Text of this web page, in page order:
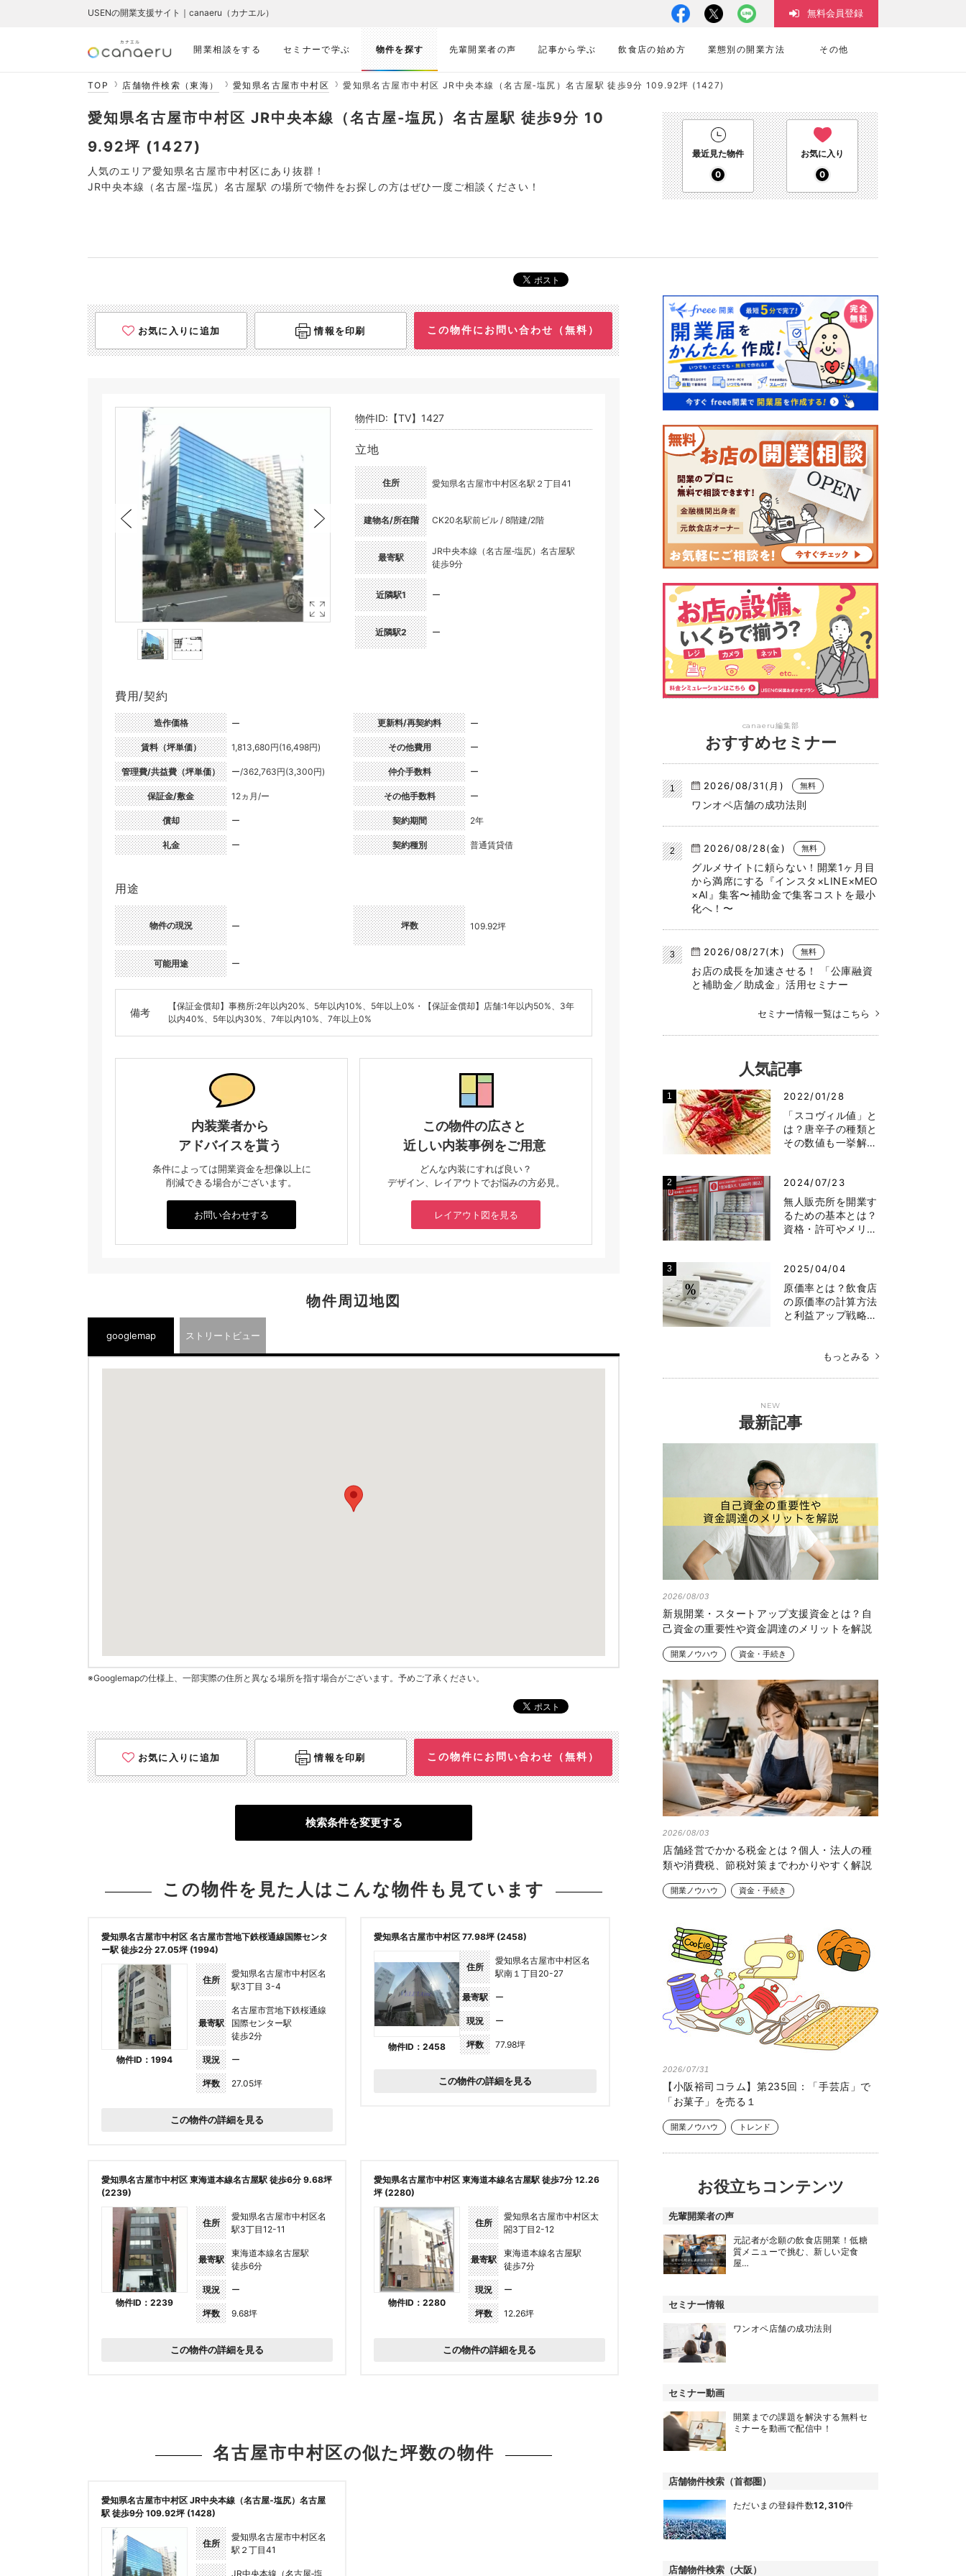
開業相談をする セミナーで学ぶ 物件を探す 先輩開業者の声 記事から学ぶ 飲食店の始め方 業態別の開業方法 その他
USENの開業支援サイト｜canaeru（カナエル） 無料会員登録
TOP 店舗物件検索（東海） 愛知県名古屋市中村区 愛知県名古屋市中村区 JR中央本線（名古屋‐塩尻）名古屋駅 徒歩9分 109.92坪 (1427)
愛知県名古屋市中村区 JR中央本線（名古屋‐塩尻）名古屋駅 徒歩9分 10
9.92坪 (1427)
人気のエリア愛知県名古屋市中村区にあり抜群！
JR中央本線（名古屋‐塩尻）名古屋駅 の場所で物件をお探しの方はぜひ一度ご相談ください！
最近見た物件
0
お気に入り
0
お気に入りに追加 情報を印刷 この物件にお問い合わせ（無料）
物件ID:【TV】1427
立地
住所 愛知県名古屋市中村区名駅２丁目41
建物名/所在階 CK20名駅前ビル / 8階建/2階
最寄駅
JR中央本線（名古屋‐塩尻）名古屋駅
徒歩9分
近隣駅1 ー
近隣駅2 ー
費用/契約
造作価格 ー
賃料（坪単価） 1,813,680円(16,498円)
管理費/共益費（坪単価） ー/362,763円(3,300円)
保証金/敷金 12ヵ月/ー
償却 ー
礼金 ー
更新料/再契約料 ー
その他費用 ー
仲介手数料 ー
その他手数料 ー
契約期間 2年
契約種別 普通賃貸借
用途
物件の現況 ー
可能用途 ー
坪数 109.92坪
備考
【保証金償却】事務所:2年以内20%、5年以内10%、5年以上0%・【保証金償却】店舗:1年以内50%、3年
以内40%、5年以内30%、7年以内10%、7年以上0%
内装業者から
アドバイスを貰う
条件によっては開業資金を想像以上に
削減できる場合がございます。
お問い合わせする
この物件の広さと
近しい内装事例をご用意
どんな内装にすれば良い？
デザイン、レイアウトでお悩みの方必見。
レイアウト図を見る
物件周辺地図
googlemap ストリートビュー
※Googlemapの仕様上、一部実際の住所と異なる場所を指す場合がございます。予めご了承ください。
お気に入りに追加 情報を印刷 この物件にお問い合わせ（無料）
検索条件を変更する
この物件を見た人はこんな物件も見ています
愛知県名古屋市中村区 名古屋市営地下鉄桜通線国際センタ
ー駅 徒歩2分 27.05坪 (1994)
物件ID：1994
住所
愛知県名古屋市中村区名
駅3丁⽬ 3-4
最寄駅
名古屋市営地下鉄桜通線
国際センター駅
徒歩2分
現況 ー
坪数 27.05坪
この物件の詳細を見る
愛知県名古屋市中村区 77.98坪 (2458)
物件ID：2458
住所
愛知県名古屋市中村区名
駅南１丁目20-27
最寄駅 ー
現況 ー
坪数 77.98坪
この物件の詳細を見る
愛知県名古屋市中村区 東海道本線名古屋駅 徒歩6分 9.68坪
(2239)
物件ID：2239
住所
愛知県名古屋市中村区名
駅3丁目12-11
最寄駅
東海道本線名古屋駅
徒歩6分
現況 ー
坪数 9.68坪
この物件の詳細を見る
愛知県名古屋市中村区 東海道本線名古屋駅 徒歩7分 12.26
坪 (2280)
物件ID：2280
住所
愛知県名古屋市中村区太
閤3丁目2-12
最寄駅
東海道本線名古屋駅
徒歩7分
現況 ー
坪数 12.26坪
この物件の詳細を見る
名古屋市中村区の似た坪数の物件
愛知県名古屋市中村区 JR中央本線（名古屋‐塩尻）名古屋
駅 徒歩9分 109.92坪 (1428)
住所
愛知県名古屋市中村区名
駅２丁目41
JR中央本線（名古屋‐塩
canaeru編集部
おすすめセミナー
2026/08/31(月) 無料
ワンオペ店舗の成功法則
2026/08/28(金) 無料
グルメサイトに頼らない！開業1ヶ月目
から満席にする『インスタ×LINE×MEO
×AI』集客〜補助金で集客コストを最小
化へ！〜
2026/08/27(木) 無料
お店の成長を加速させる！ 「公庫融資
と補助金／助成金」活用セミナー
セミナー情報一覧はこちら
人気記事
2022/01/28
「スコヴィル値」と
は？唐辛子の種類と
その数値も一挙解…
2024/07/23
無人販売所を開業す
るための基本とは？
資格・許可やメリ…
2025/04/04
原価率とは？飲食店
の原価率の計算方法
と利益アップ戦略…
もっとみる
NEW
最新記事
2026/08/03
新規開業・スタートアップ支援資金とは？自
己資金の重要性や資金調達のメリットを解説
開業ノウハウ 資金・手続き
2026/08/03
店舗経営でかかる税金とは？個人・法人の種
類や消費税、節税対策までわかりやすく解説
開業ノウハウ 資金・手続き
2026/07/31
【小阪裕司コラム】第235回：「手芸店」で
「お菓子」を売る１
開業ノウハウ トレンド
お役立ちコンテンツ
先輩開業者の声
元記者が念願の飲食店開業！低糖
質メニューで挑む、新しい定食
屋…
セミナー情報
ワンオペ店舗の成功法則
セミナー動画
開業までの課題を解決する無料セ
ミナーを動画で配信中！
店舗物件検索（首都圏）
ただいまの登録件数12,310件
店舗物件検索（大阪）